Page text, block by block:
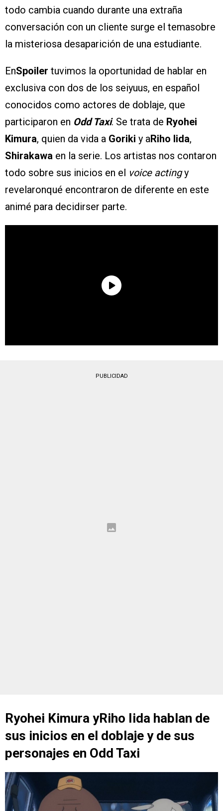
todo cambia cuando durante una extraña
conversación con un cliente surge el temasobre
la misteriosa desaparición de una estudiante.
EnSpoiler tuvimos la oportunidad de hablar en
exclusiva con dos de los seiyuus, en español
conocidos como actores de doblaje, que
participaron en Odd Taxi. Se trata de Ryohei
Kimura, quien da vida a Goriki y aRiho Iida,
Shirakawa en la serie. Los artistas nos contaron
todo sobre sus inicios en el voice actingy
revelaronqué encontraron de diferente en este
animé para decidirser parte.
PUBLICIDAD
Ryohei Kimura yRiho Iida hablan de
sus inicios en el doblaje y de sus
personajes en Odd Taxi